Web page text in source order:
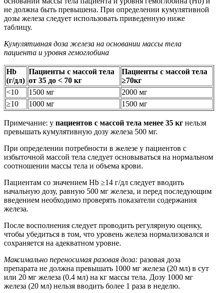
не должна быть превышена. При определении кумулятивной
дозы железа следует использовать приведенную ниже
таблицу.
Кумулятивная доза железа на основании массы тела
пациента и уровня гемоглобина
Hb
(г/дл)
Пациенты с массой тела
от 35 до < 70 кг
Пациенты с массой тела
≥70кг
<10
1500 мг
2000 мг
≥10
1000 мг 1500 мг
Примечание: у пациентов с массой тела менее 35 кг нельзя
превышать кумулятивную дозу железа 500 мг.
При определении потребности в железе у пациентов с
избыточной массой тела следует основываться на нормальном
соотношении массы тела и объема крови.
Пациентам со значением Hb ≥14 г/дл следует вводить
начальную дозу, равную 500 мг железа, и перед последующим
введением необходимо проверять показатели содержания
железа.
После восполнения следует проводить регулярную оценку,
чтобы убедиться в том, что уровень железа нормализовался и
сохраняется на адекватном уровне.
Максимально переносимая разовая доза: разовая доза
препарата не должна превышать 1000 мг железа (20 мл) в сут
или 20 мг железа (0.4 мл) на кг массы тела. Дозу 1000 мг
железа (20 мл) нельзя вводить более 1 раза в неделю.